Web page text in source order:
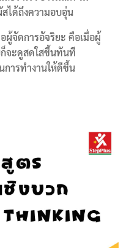
ได้ถึงความอบอุ่น
จัดการอัจริยะ คือเมื่อผู้
จะดูสดใสขึ้นทันที
ารทำงานให้ดีขึ้น